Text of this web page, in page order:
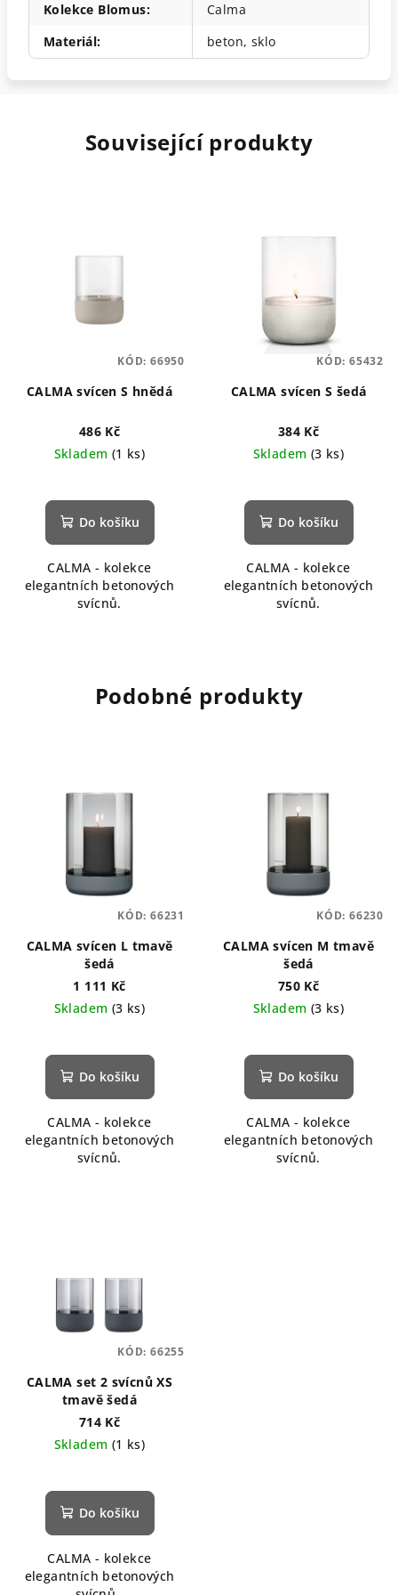
Kolekce Blomus:
Calma
Materiál: beton, sklo
Související produkty
CALMA svícen S hnědá
486 Kč
Skladem (1 ks)
Do košíku
CALMA - kolekce
elegantních betonových
svícnů.
KÓD: 66950
CALMA svícen S šedá
384 Kč
Skladem (3 ks)
Do košíku
CALMA - kolekce
elegantních betonových
svícnů.
KÓD: 65432
Podobné produkty
CALMA svícen L tmavě
šedá
1 111 Kč
Skladem (3 ks)
Do košíku
CALMA - kolekce
elegantních betonových
svícnů.
KÓD: 66231
CALMA svícen M tmavě
šedá
750 Kč
Skladem (3 ks)
Do košíku
CALMA - kolekce
elegantních betonových
svícnů.
KÓD: 66230
CALMA set 2 svícnů XS
tmavě šedá
714 Kč
Skladem (1 ks)
hodnocení
produktu
z
5
Do košíku
CALMA - kolekce
elegantních betonových
KÓD: 66255